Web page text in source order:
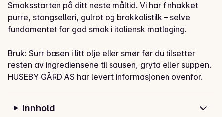
Smaksstarten på ditt neste måltid. Vi har finhakket
purre, stangselleri, gulrot og brokkolistilk – selve
fundamentet for god smak i italiensk matlaging.
Bruk: Surr basen i litt olje eller smør før du tilsetter
resten av ingrediensene til sausen, gryta eller suppen.
HUSEBY GÅRD AS har levert informasjonen ovenfor.
Innhold